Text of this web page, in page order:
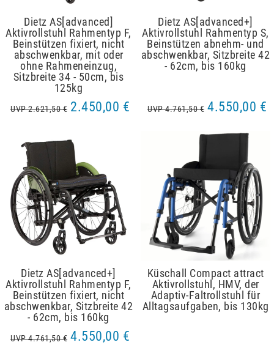
Dietz AS[advanced]
Aktivrollstuhl Rahmentyp F,
Beinstützen fixiert, nicht
abschwenkbar, mit oder
ohne Rahmeneinzug,
Sitzbreite 34 - 50cm, bis
125kg
UVP 2.621,50 € 2.450,00 €
Dietz AS[advanced+]
Aktivrollstuhl Rahmentyp S,
Beinstützen abnehm- und
abschwenkbar, Sitzbreite 42
- 62cm, bis 160kg
UVP 4.761,50 € 4.550,00 €
Dietz AS[advanced+]
Aktivrollstuhl Rahmentyp F,
Beinstützen fixiert, nicht
abschwenkbar, Sitzbreite 42
- 62cm, bis 160kg
UVP 4.761,50 € 4.550,00 €
Küschall Compact attract
Aktivrollstuhl, HMV, der
Adaptiv-Faltrollstuhl für
Alltagsaufgaben, bis 130kg